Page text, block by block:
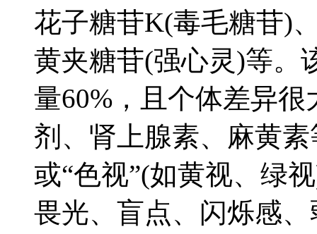
花子糖苷K(毒毛糖苷)
黄夹糖苷(强心灵)等。
量60%，且个体差异
剂、肾上腺素、麻黄
或“色视”(如黄视、绿
畏光、盲点、闪烁感